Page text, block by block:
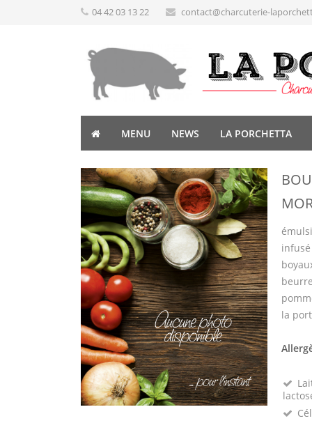
04 42 03 13 22 contact@charcuterie-
MENU NEWS LA PORCHETTA
la